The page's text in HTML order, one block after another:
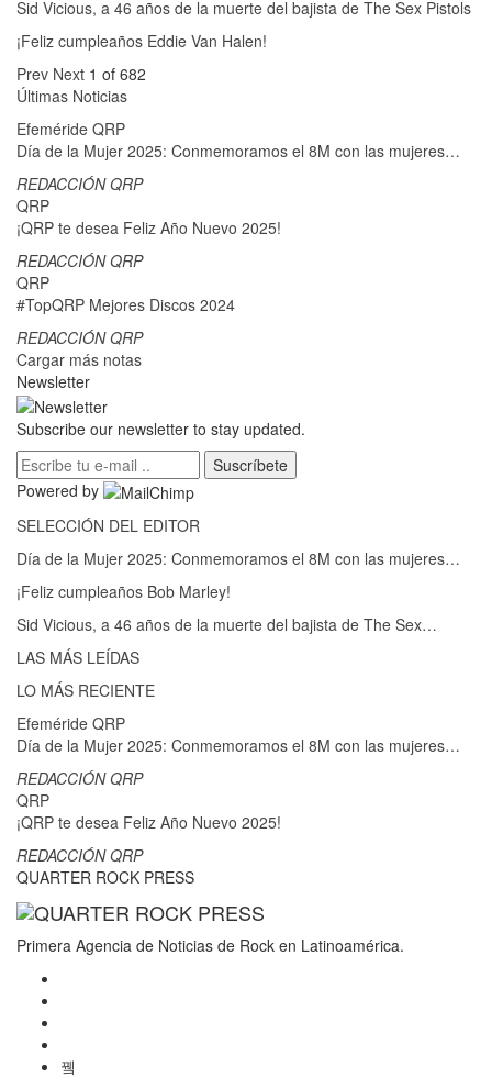
Sid Vicious, a 46 años de la muerte del bajista de The Sex Pistols
¡Feliz cumpleaños Eddie Van Halen!
Prev Next 1 of 682
Últimas Noticias
Efeméride QRP
Día de la Mujer 2025: Conmemoramos el 8M con las mujeres…
REDACCIÓN QRP
QRP
¡QRP te desea Feliz Año Nuevo 2025!
REDACCIÓN QRP
QRP
#TopQRP Mejores Discos 2024
REDACCIÓN QRP
Cargar más notas
Newsletter
Subscribe our newsletter to stay updated.
Suscríbete
Powered by
SELECCIÓN DEL EDITOR
Día de la Mujer 2025: Conmemoramos el 8M con las mujeres…
¡Feliz cumpleaños Bob Marley!
Sid Vicious, a 46 años de la muerte del bajista de The Sex…
LAS MÁS LEÍDAS
LO MÁS RECIENTE
Efeméride QRP
Día de la Mujer 2025: Conmemoramos el 8M con las mujeres…
REDACCIÓN QRP
QRP
¡QRP te desea Feliz Año Nuevo 2025!
REDACCIÓN QRP
QUARTER ROCK PRESS
Primera Agencia de Noticias de Rock en Latinoamérica.